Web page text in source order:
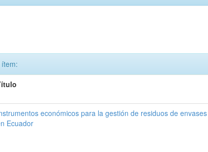
económicos para la gestión de residuos de envases
Ecuador